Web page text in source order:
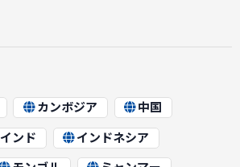
カンボジア
中国
インド
インドネシア